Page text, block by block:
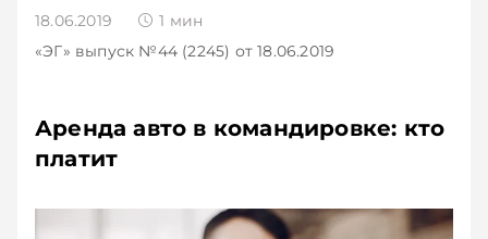
18.06.2019 1 мин
«ЭГ» выпуск №44 (2245) от 18.06.2019
Аренда авто в командировке: кто
платит